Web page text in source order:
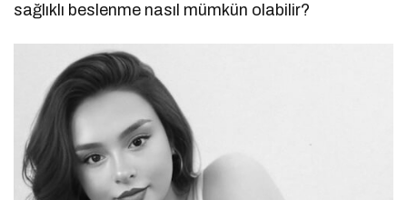
sağlıklı beslenme nasıl mümkün olabilir?